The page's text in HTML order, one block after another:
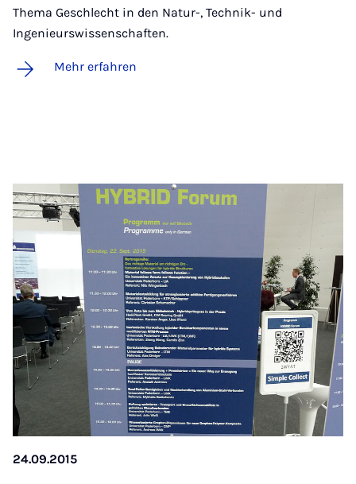
Thema Geschlecht in den Natur-, Technik- und
Ingenieurswissenschaften.
Mehr erfahren
24.09.2015